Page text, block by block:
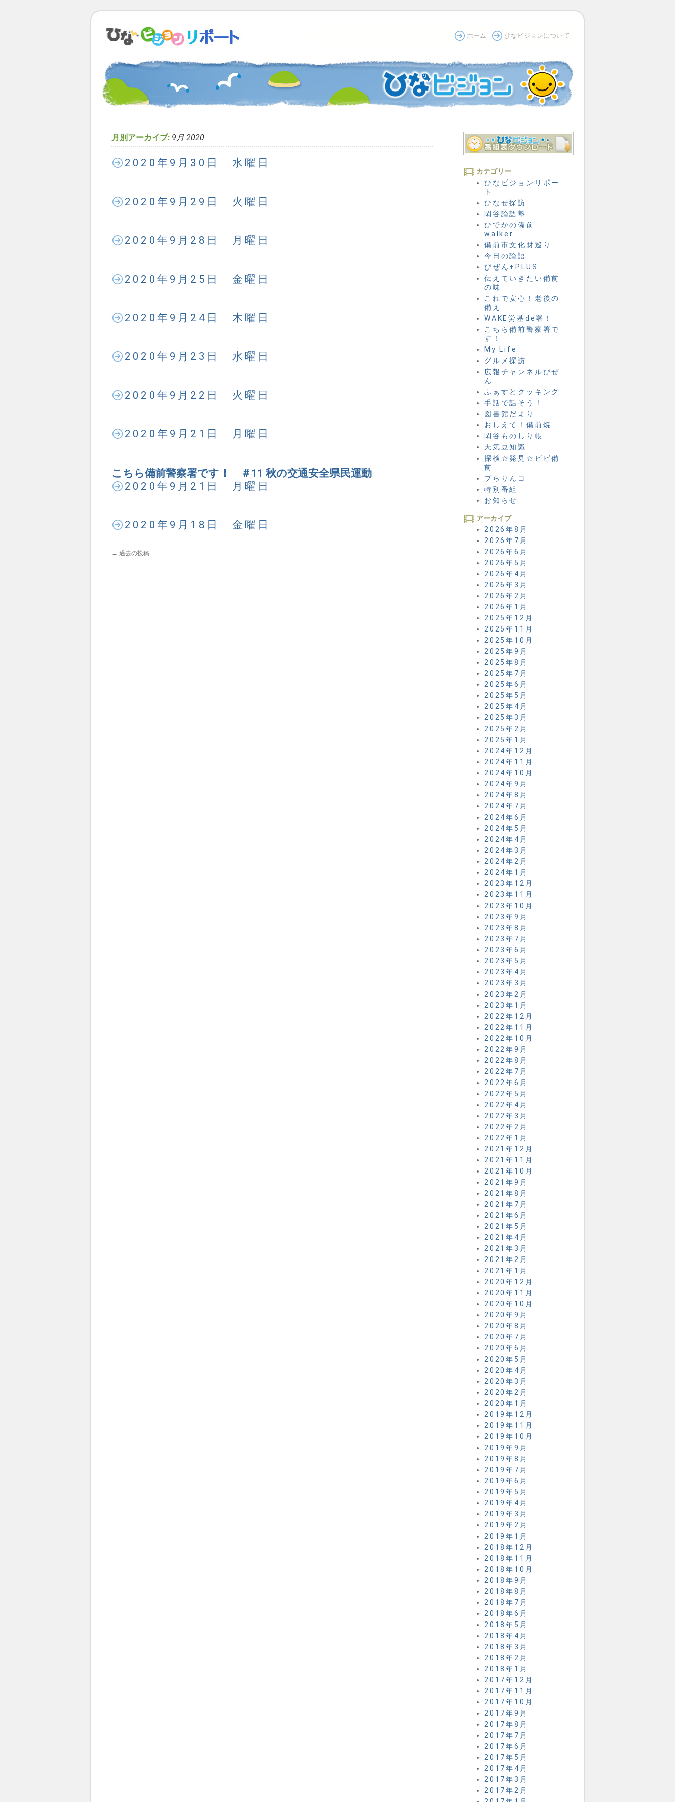
ホーム ひなビジョンについて
月別アーカイブ: 9月 2020
2020年9月30日 水曜日
2020年9月29日 火曜日
2020年9月28日 月曜日
2020年9月25日 金曜日
2020年9月24日 木曜日
2020年9月23日 水曜日
2020年9月22日 火曜日
2020年9月21日 月曜日
こちら備前警察署です！ ＃11 秋の交通安全県民運動
2020年9月21日 月曜日
2020年9月18日 金曜日
← 過去の投稿
カテゴリー
ひなビジョンリポー
ト
ひなせ探訪
閑谷論語塾
ひでかの備前
walker
備前市文化財巡り
今日の論語
びぜん+PLUS
伝えていきたい備前
の味
これで安心！老後の
備え
WAKE労基de署！
こちら備前警察署で
す！
My Life
グルメ探訪
広報チャンネルびぜ
ん
ふぁすとクッキング
手話で話そう！
図書館だより
おしえて！備前焼
閑谷ものしり帳
天気豆知識
探検☆発見☆ビビ備
前
ブらりんコ
特別番組
お知らせ
アーカイブ
2026年8月
2026年7月
2026年6月
2026年5月
2026年4月
2026年3月
2026年2月
2026年1月
2025年12月
2025年11月
2025年10月
2025年9月
2025年8月
2025年7月
2025年6月
2025年5月
2025年4月
2025年3月
2025年2月
2025年1月
2024年12月
2024年11月
2024年10月
2024年9月
2024年8月
2024年7月
2024年6月
2024年5月
2024年4月
2024年3月
2024年2月
2024年1月
2023年12月
2023年11月
2023年10月
2023年9月
2023年8月
2023年7月
2023年6月
2023年5月
2023年4月
2023年3月
2023年2月
2023年1月
2022年12月
2022年11月
2022年10月
2022年9月
2022年8月
2022年7月
2022年6月
2022年5月
2022年4月
2022年3月
2022年2月
2022年1月
2021年12月
2021年11月
2021年10月
2021年9月
2021年8月
2021年7月
2021年6月
2021年5月
2021年4月
2021年3月
2021年2月
2021年1月
2020年12月
2020年11月
2020年10月
2020年9月
2020年8月
2020年7月
2020年6月
2020年5月
2020年4月
2020年3月
2020年2月
2020年1月
2019年12月
2019年11月
2019年10月
2019年9月
2019年8月
2019年7月
2019年6月
2019年5月
2019年4月
2019年3月
2019年2月
2019年1月
2018年12月
2018年11月
2018年10月
2018年9月
2018年8月
2018年7月
2018年6月
2018年5月
2018年4月
2018年3月
2018年2月
2018年1月
2017年12月
2017年11月
2017年10月
2017年9月
2017年8月
2017年7月
2017年6月
2017年5月
2017年4月
2017年3月
2017年2月